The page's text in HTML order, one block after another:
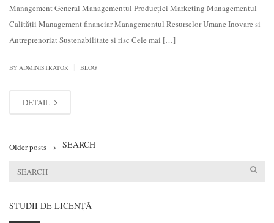
Management General Managementul Producției Marketing Managementul
Calității Management financiar Managementul Resurselor Umane Inovare si
Antreprenoriat Sustenabilitate si risc Cele mai […]
BY ADMINISTRATOR BLOG
DETAIL
Older posts → SEARCH
STUDII DE LICENŢĂ